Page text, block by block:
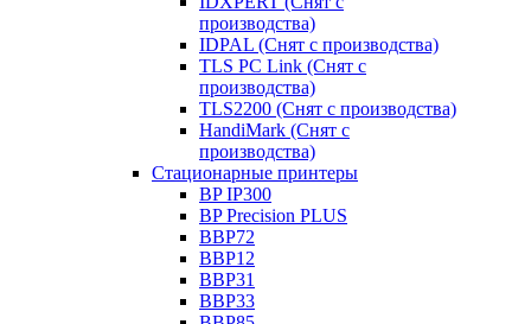
производства)
IDPAL (Снят с производства)
TLS PC Link (Снят с
производства)
TLS2200 (Снят с производства)
HandiMark (Снят с
производства)
Стационарные принтеры
BP IP300
BP Precision PLUS
BBP72
BBP12
BBP31
BBP33